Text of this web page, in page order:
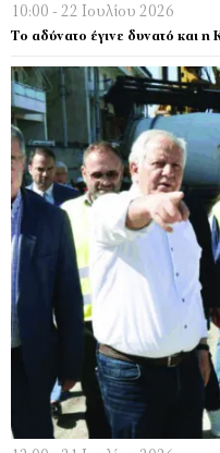
10:00 - 22 Ιουλίου 2026
Το αδύνατο έγινε δυνατό και η